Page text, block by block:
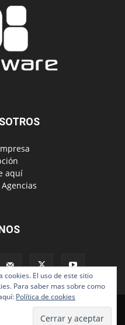
aquí
cookies. El uso de este sitio
Para saber mas sobre como
Política de cookies